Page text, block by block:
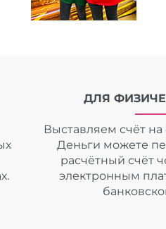
ДЛЯ
Выставляем счёт
Деньги можете
расчётный счёт
электронным